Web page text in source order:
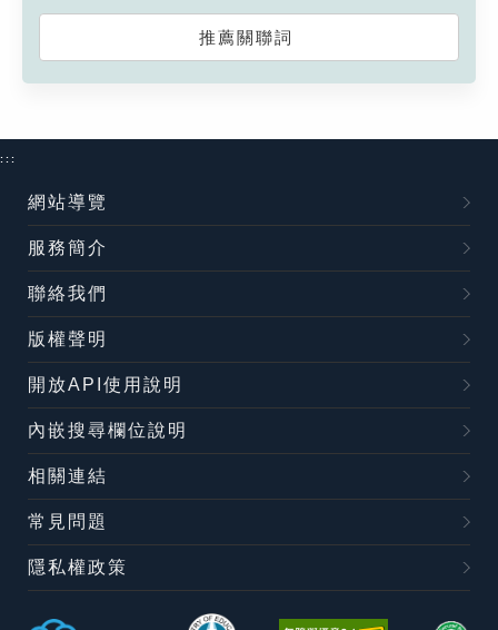
推薦關聯詞
:::
網站導覽
服務簡介
聯絡我們
版權聲明
開放API使用說明
內嵌搜尋欄位說明
相關連結
常見問題
隱私權政策